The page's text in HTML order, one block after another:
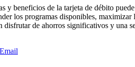
y beneficios de la tarjeta de débito
los programas disponibles,
de ahorros significativos y una
Email